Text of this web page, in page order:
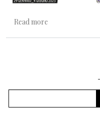
Read more